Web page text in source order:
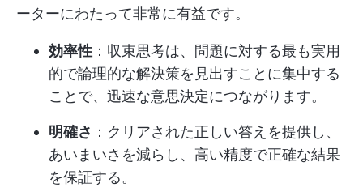
ーターにわたって非常に有益です。
効率性 ：収束思考は、問題に対する最も実用
的で論理的な解決策を見出すことに集中する
ことで、迅速な意思決定につながります。
明確さ ：クリアされた正しい答えを提供し、
あいまいさを減らし、高い精度で正確な結果
を保証する。